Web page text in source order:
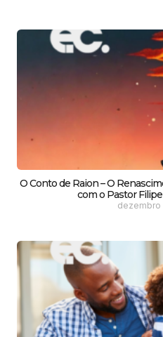
O Conto de Raion – O
com o Pastor
dezembro